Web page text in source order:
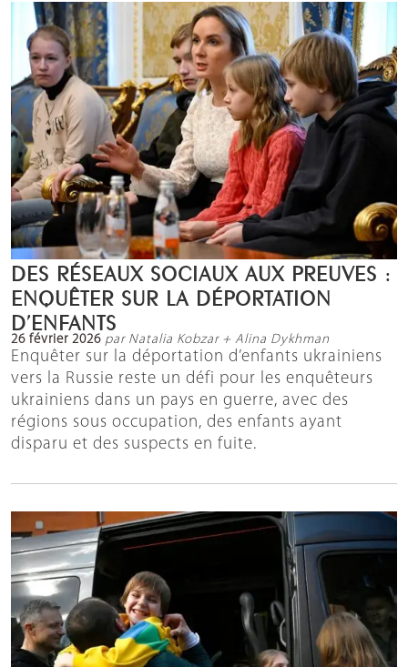
DES RÉSEAUX SOCIAUX AUX PREUVES :
ENQUÊTER SUR LA DÉPORTATION
D’ENFANTS
26 février 2026 par Natalia Kobzar + Alina Dykhman
Enquêter sur la déportation d’enfants ukrainiens
vers la Russie reste un défi pour les enquêteurs
ukrainiens dans un pays en guerre, avec des
régions sous occupation, des enfants ayant
disparu et des suspects en fuite.